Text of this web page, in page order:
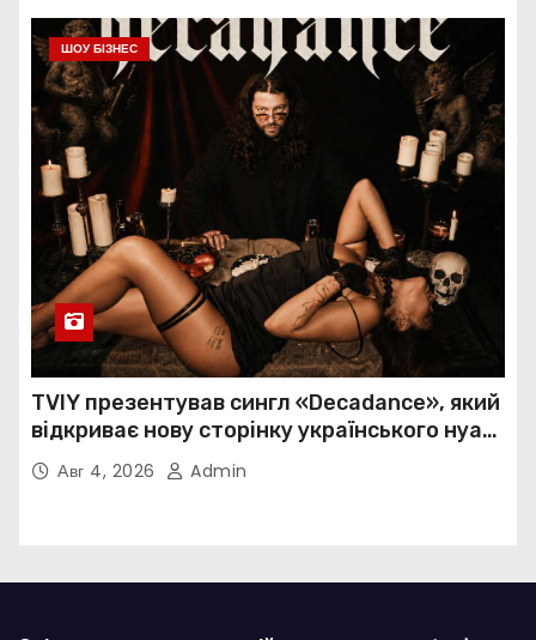
ШОУ БІЗНЕС
TVIY презентував сингл «Decadance», який
відкриває нову сторінку українського нуар-
попуАвг 4, 2026 Admin